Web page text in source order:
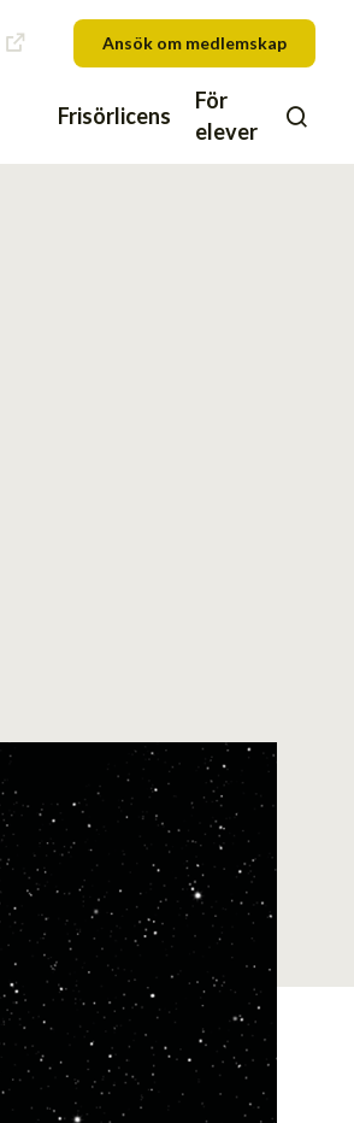
Ansök om medlemskap
Frisörlicens
För
elever